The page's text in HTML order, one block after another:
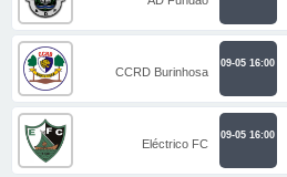
CCRD Burinhosa
09-05 16:00
Eléctrico FC
09-05 16:00